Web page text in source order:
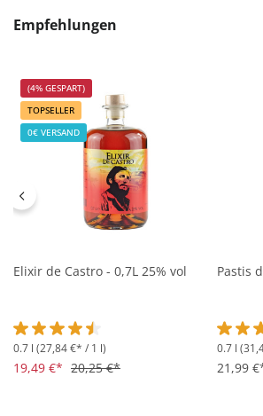
Produktgalerie überspringen
Empfehlungen
(4% GESPART)
TOPSELLER
0€ VERSAND
Elixir de Castro - 0,7L 25% vol
Durchschnittliche Bewertung von 4.5 von
0.7 l (27,84 €* / 1 l)
19,49 €* 20,25 €*
Pastis
0.7 l
21,99